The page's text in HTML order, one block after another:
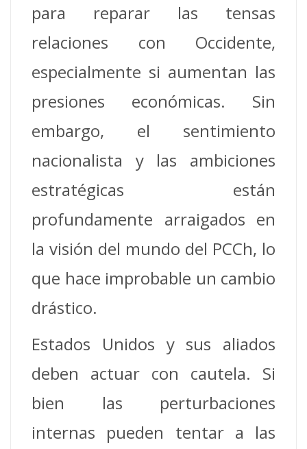
para reparar las tensas
relaciones con Occidente,
especialmente si aumentan las
presiones económicas. Sin
embargo, el sentimiento
nacionalista y las ambiciones
estratégicas están
profundamente arraigados en
la visión del mundo del PCCh, lo
que hace improbable un cambio
drástico.
Estados Unidos y sus aliados
deben actuar con cautela. Si
bien las perturbaciones
internas pueden tentar a las